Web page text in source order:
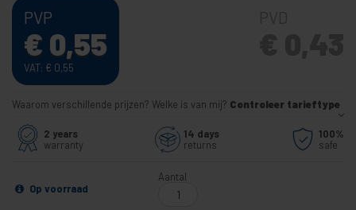
PVP
€ 0,55
VAT: € 0,55
Waarom verschillende prijzen? Welke is van mij? Controleer tarieftype
2 years
warranty
14 days
returns
100%
safe
Op voorraad
Aantal